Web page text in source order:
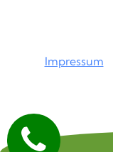
Impressum